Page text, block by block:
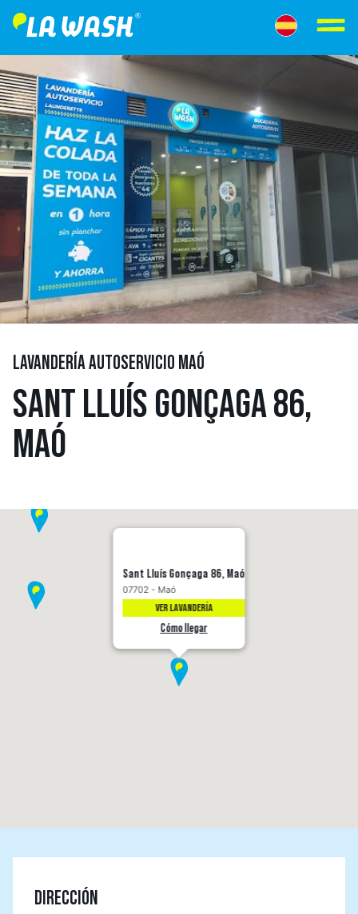
LAVANDERÍA AUTOSERVICIO MAÓ
SANT LLUÍS GONÇAGA 86,
MAÓ
Sant Lluís Gonçaga 86, Maó
07702 - Maó
VER LAVANDERÍA
Cómo llegar
DIRECCIÓN